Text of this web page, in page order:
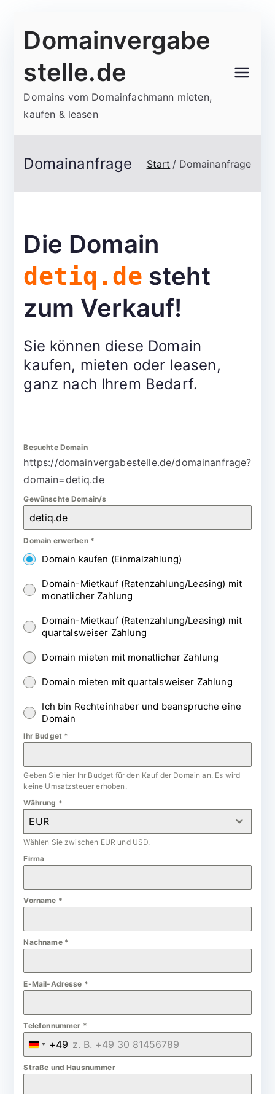
Inhalt
Domainvergabe
stelle.de
Domains vom Domainfachmann mieten,
kaufen & leasen
Domainanfrage Start Domainanfrage
Die Domain
detiq.de steht
zum Verkauf!
Sie können diese Domain
kaufen, mieten oder leasen,
ganz nach Ihrem Bedarf.
Besuchte Domain
https://domainvergabestelle.de/domainanfrage?
domain=detiq.de
Gewünschte Domain/s
Domain erwerben *
Domain kaufen (Einmalzahlung)
Domain-Mietkauf (Ratenzahlung/Leasing) mit
monatlicher Zahlung
Domain-Mietkauf (Ratenzahlung/Leasing) mit
quartalsweiser Zahlung
Domain mieten mit monatlicher Zahlung
Domain mieten mit quartalsweiser Zahlung
Ich bin Rechteinhaber und beanspruche eine
Domain
Ihr Budget *
Geben Sie hier Ihr Budget für den Kauf der Domain an. Es wird
keine Umsatzsteuer erhoben.
Währung *
EUR
Wählen Sie zwischen EUR und USD.
Firma
Vorname *
Nachname *
E-Mail-Adresse *
Telefonnummer *
G
e
+49
Straße und Hausnummer